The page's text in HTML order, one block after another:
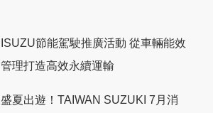
ISUZU節能駕駛推廣活動 從車輛能效
管理打造高效永續運輸
盛夏出遊！TAIWAN SUZUKI 7月消